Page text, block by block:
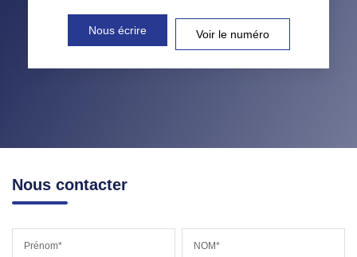
Nous écrire Voir le numéro
Nous contacter
Prénom* NOM*